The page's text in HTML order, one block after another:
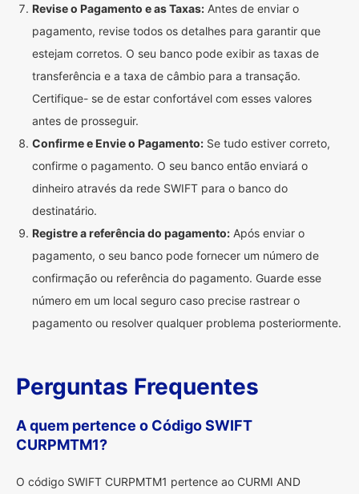
Revise o Pagamento e as Taxas: Antes de enviar o
pagamento, revise todos os detalhes para garantir que
estejam corretos. O seu banco pode exibir as taxas de
transferência e a taxa de câmbio para a transação.
Certifique- se de estar confortável com esses valores
antes de prosseguir.
Confirme e Envie o Pagamento: Se tudo estiver correto,
confirme o pagamento. O seu banco então enviará o
dinheiro através da rede SWIFT para o banco do
destinatário.
Registre a referência do pagamento: Após enviar o
pagamento, o seu banco pode fornecer um número de
confirmação ou referência do pagamento. Guarde esse
número em um local seguro caso precise rastrear o
pagamento ou resolver qualquer problema posteriormente.
Perguntas Frequentes
A quem pertence o Código SWIFT
CURPMTM1?
O código SWIFT CURPMTM1 pertence ao CURMI AND